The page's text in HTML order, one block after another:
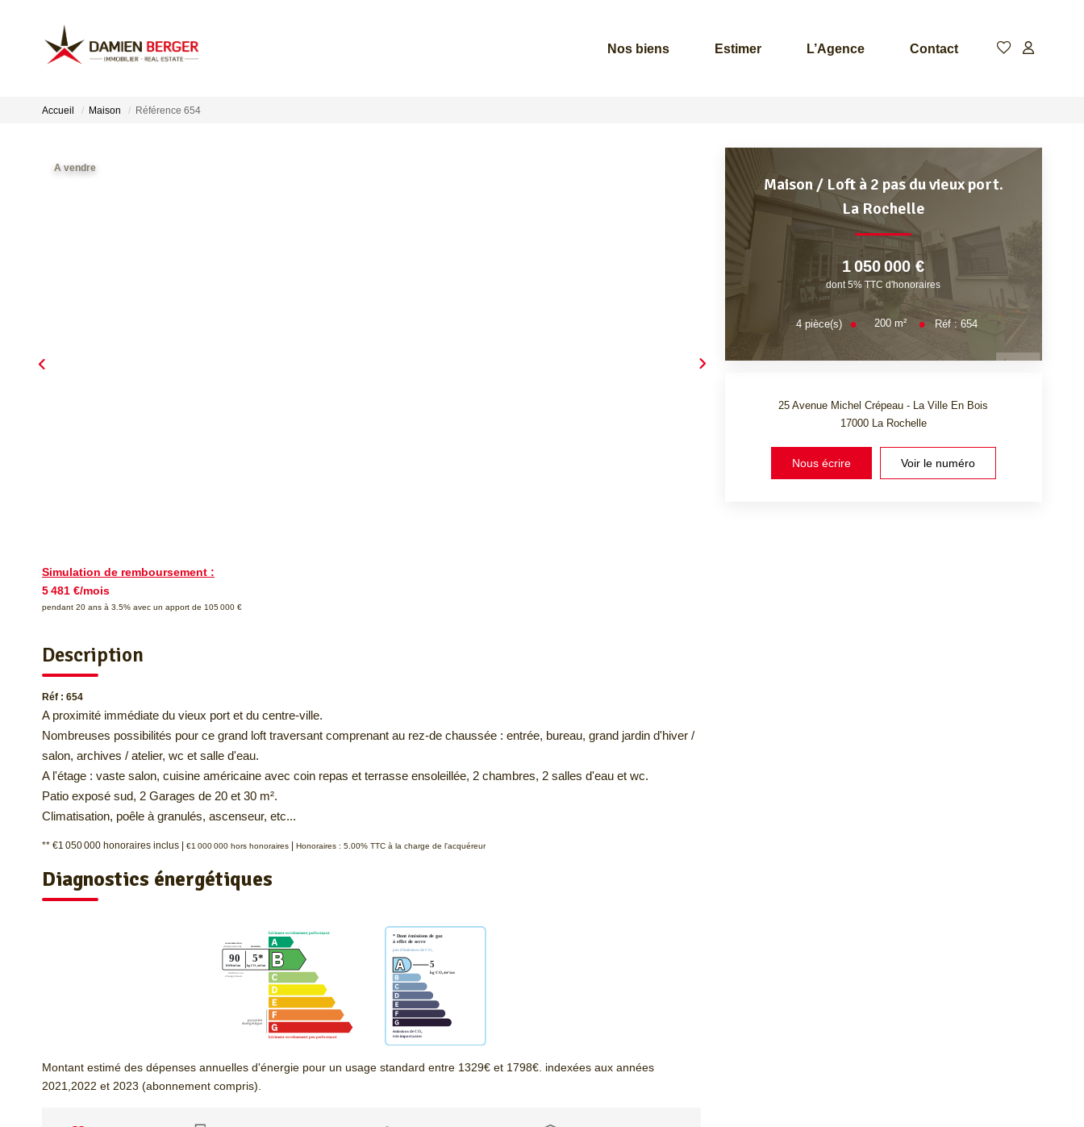
Nos biens Estimer L’Agence Contact
Accueil Maison Référence 654
A vendre
Simulation de remboursement :
5 481 €/mois
pendant 20 ans à 3.5% avec un apport de 105 000 €
Description
Réf : 654
A proximité immédiate du vieux port et du centre-ville.
Nombreuses possibilités pour ce grand loft traversant comprenant au rez-de chaussée : entrée, bureau, grand jardin d'hiver /
salon, archives / atelier, wc et salle d'eau.
A l'étage : vaste salon, cuisine américaine avec coin repas et terrasse ensoleillée, 2 chambres, 2 salles d'eau et wc.
Patio exposé sud, 2 Garages de 20 et 30 m².
Climatisation, poêle à granulés, ascenseur, etc...
** €1 050 000 honoraires inclus €1 000 000 hors honoraires Honoraires : 5.00% TTC à la charge de l'acquéreur
Diagnostics énergétiques
Montant estimé des dépenses annuelles d'énergie pour un usage standard entre 1329€ et 1798€. indexées aux années
2021,2022 et 2023 (abonnement compris).
Maison / Loft à 2 pas du vieux port.
La Rochelle
1 050 000 €
dont 5% TTC d'honoraires
4pièce(s) 200 m² Réf :654
25 Avenue Michel Crépeau - La Ville En Bois
17000 La Rochelle
Nous écrire Voir le numéro